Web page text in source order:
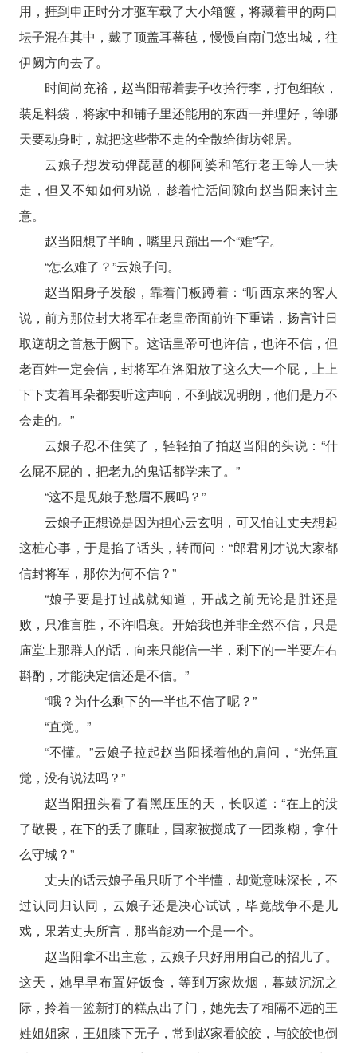
用，捱到申正时分才驱车载了大小箱箧，将藏着甲的两口
坛子混在其中，戴了顶盖耳蕃毡，慢慢自南门悠出城，往
伊阙方向去了。
时间尚充裕，赵当阳帮着妻子收拾行李，打包细软，
装足料袋，将家中和铺子里还能用的东西一并理好，等哪
天要动身时，就把这些带不走的全散给街坊邻居。
云娘子想发动弹琵琶的柳阿婆和笔行老王等人一块
走，但又不知如何劝说，趁着忙活间隙向赵当阳来讨主
意。
赵当阳想了半晌，嘴里只蹦出一个“难”字。
“怎么难了？”云娘子问。
赵当阳身子发酸，靠着门板蹲着：“听西京来的客人
说，前方那位封大将军在老皇帝面前许下重诺，扬言计日
取逆胡之首悬于阙下。这话皇帝可也许信，也许不信，但
老百姓一定会信，封将军在洛阳放了这么大一个屁，上上
下下支着耳朵都要听这声响，不到战况明朗，他们是万不
会走的。”
云娘子忍不住笑了，轻轻拍了拍赵当阳的头说：“什
么屁不屁的，把老九的鬼话都学来了。”
“这不是见娘子愁眉不展吗？”
云娘子正想说是因为担心云玄明，可又怕让丈夫想起
这桩心事，于是掐了话头，转而问：“郎君刚才说大家都
信封将军，那你为何不信？”
“娘子要是打过战就知道，开战之前无论是胜还是
败，只准言胜，不许唱衰。开始我也并非全然不信，只是
庙堂上那群人的话，向来只能信一半，剩下的一半要左右
斟酌，才能决定信还是不信。”
“哦？为什么剩下的一半也不信了呢？”
“直觉。”
“不懂。”云娘子拉起赵当阳揉着他的肩问，“光凭直
觉，没有说法吗？”
赵当阳扭头看了看黑压压的天，长叹道：“在上的没
了敬畏，在下的丢了廉耻，国家被搅成了一团浆糊，拿什
么守城？”
丈夫的话云娘子虽只听了个半懂，却觉意味深长，不
过认同归认同，云娘子还是决心试试，毕竟战争不是儿
戏，果若丈夫所言，那当能劝一个是一个。
赵当阳拿不出主意，云娘子只好用用自己的招儿了。
这天，她早早布置好饭食，等到万家炊烟，暮鼓沉沉之
际，拎着一篮新打的糕点出了门，她先去了相隔不远的王
姓姐姐家，王姐膝下无子，常到赵家看皎皎，与皎皎也倒